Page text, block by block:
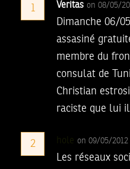
1 Veritas on 08/05/
Dimanche 06/
assasiné
membre du
consulat de
Christian
raciste que lui il
2 hole on 09/05/
Les réseaux